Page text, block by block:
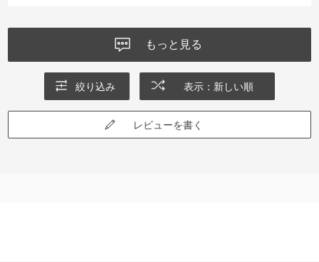
もっと見る
絞り込み 表示：新しい順
レビューを書く